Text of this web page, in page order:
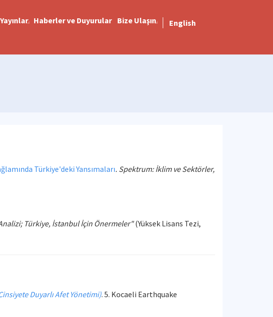
Yayınlar Haberler ve Duyurular Bize Ulaşın English
Türkiye'deki Yansımaları. Spektrum: İklim ve Sektörler,
Türkiye, İstanbul İçin Önermeler"(Yüksek Lisans Tezi,
Duyarlı Afet Yönetimi). 5. Kocaeli Earthquake